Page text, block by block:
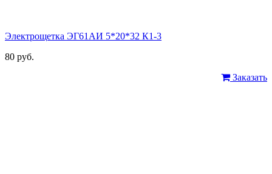
Электрощетка ЭГ61АИ 5*20*32 К1-3
80 руб.
Заказать